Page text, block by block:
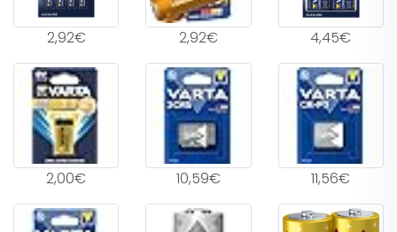
2,92€ 2,92€ 4,45€
2,00€ 10,59€ 11,56€